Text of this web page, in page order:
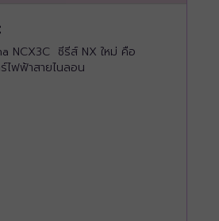
NCX3C ซีรีส์ NX ใหม่ คือ
ไฟฟ้าสายไนลอน